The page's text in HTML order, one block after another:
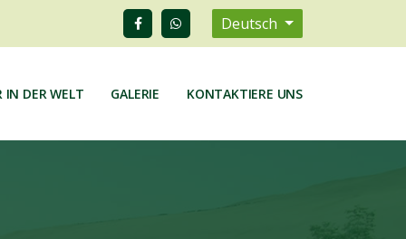
Deutsch
IN DER WELT GALERIE KONTAKTIERE UNS